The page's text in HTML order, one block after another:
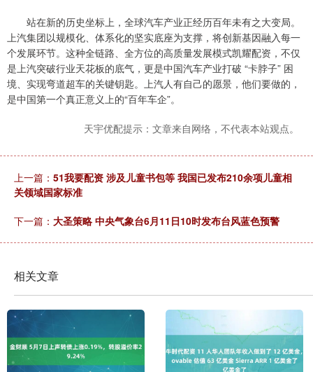
站在新的历史坐标上，全球汽车产业正经历百年未有之大变局。
上汽集团以规模化、体系化的坚实底座为支撑，将创新基因融入每一
个发展环节。这种全链路、全方位的高质量发展模式凯耀配资，不仅
是上汽突破行业天花板的底气，更是中国汽车产业打破 “卡脖子” 困
境、实现弯道超车的关键钥匙。上汽人有自己的愿景，他们要做的，
是中国第一个真正意义上的“百年车企”。
天宇优配提示：文章来自网络，不代表本站观点。
上一篇： 51我要配资 涉及儿童书包等 我国已发布210余项儿童相
关领域国家标准
下一篇： 大圣策略 中央气象台6月11日10时发布台风蓝色预警
相关文章